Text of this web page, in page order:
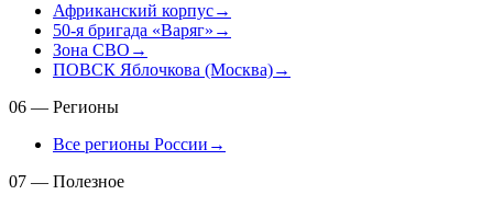
Африканский корпус→
50-я бригада «Варяг» →
Зона СВО →
ПОВСК Яблочкова (Москва)→
06 — Регионы
Все регионы России →
07 — Полезное